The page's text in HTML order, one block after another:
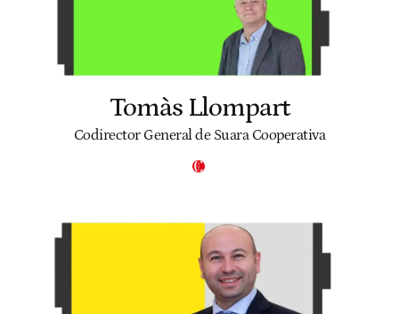
Tomàs Llompart
Codirector General de Suara Cooperativa